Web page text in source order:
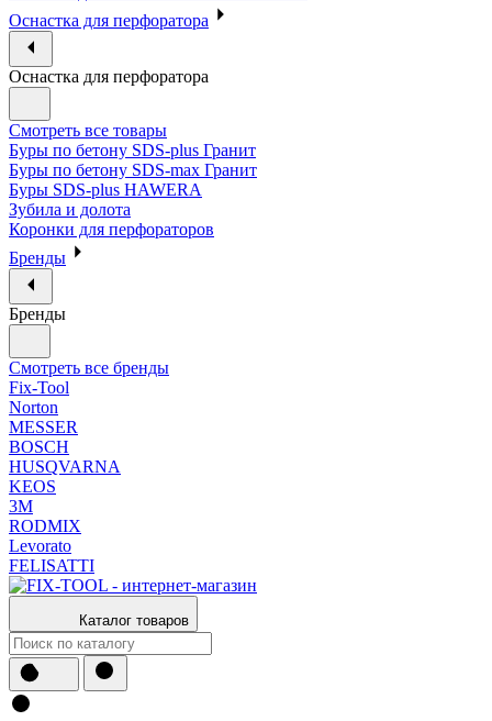
Оснастка для перфоратора
Оснастка для перфоратора
Смотреть все товары
Буры по бетону SDS-plus Гранит
Буры по бетону SDS-max Гранит
Буры SDS-plus HAWERA
Зубила и долота
Коронки для перфораторов
Бренды
Бренды
Смотреть все бренды
Fix-Tool
Norton
MESSER
BOSCH
HUSQVARNA
KEOS
3М
RODMIX
Levorato
FELISATTI
Каталог товаров